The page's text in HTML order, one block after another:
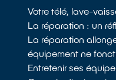
Votre télé, lave-
La réparation : un
La réparation
équipement ne
Entretenir ses